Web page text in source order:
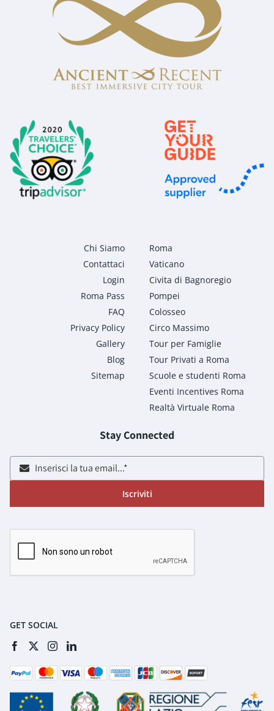
Chi Siamo
Contattaci
Login
Roma Pass
FAQ
Privacy Policy
Gallery
Blog
Sitemap
Roma
Vaticano
Civita di Bagnoregio
Pompei
Colosseo
Circo Massimo
Tour per Famiglie
Tour Privati a Roma
Scuole e studenti Roma
Eventi Incentives Roma
Realtà Virtuale Roma
Stay Connected
Iscriviti
GET SOCIAL